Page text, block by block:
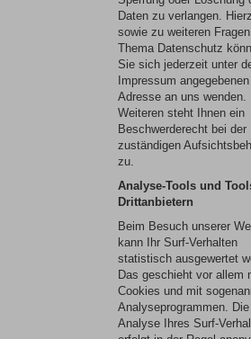
Daten zu verlangen.
sowie zu weiteren
Thema Datenschutz
Sie sich jederzeit unter
Impressum angegebenen
Adresse an uns wenden.
Weiteren steht Ihnen ein
Beschwerderecht bei der
zuständigen
zu.
Analyse-Tools und
Drittanbietern
Beim Besuch unserer
kann Ihr Surf-Verhalten
statistisch ausgewertet
Das geschieht vor allem
Cookies und mit
Analyseprogrammen. Die
Analyse Ihres Surf-